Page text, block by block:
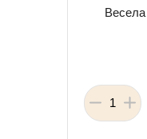
Весела